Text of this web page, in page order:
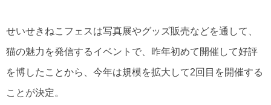
せいせきねこフェスは写真展やグッズ販売などを通して、
猫の魅力を発信するイベントで、昨年初めて開催して好評
を博したことから、今年は規模を拡大して2回目を開催する
ことが決定。